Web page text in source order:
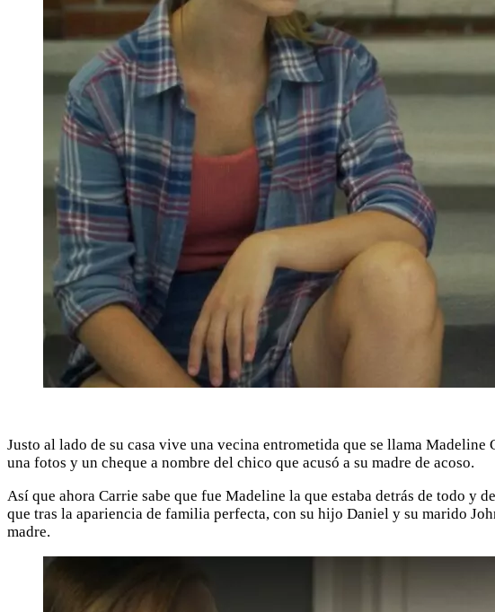
Justo al lado de su casa vive una vecina entrometida que se llama
una fotos y un cheque a nombre del chico que acusó a su madre de acoso.
Así que ahora Carrie sabe que fue Madeline la que estaba detrás de todo y
que tras la apariencia de familia perfecta, con su hijo Daniel y su marido
madre.